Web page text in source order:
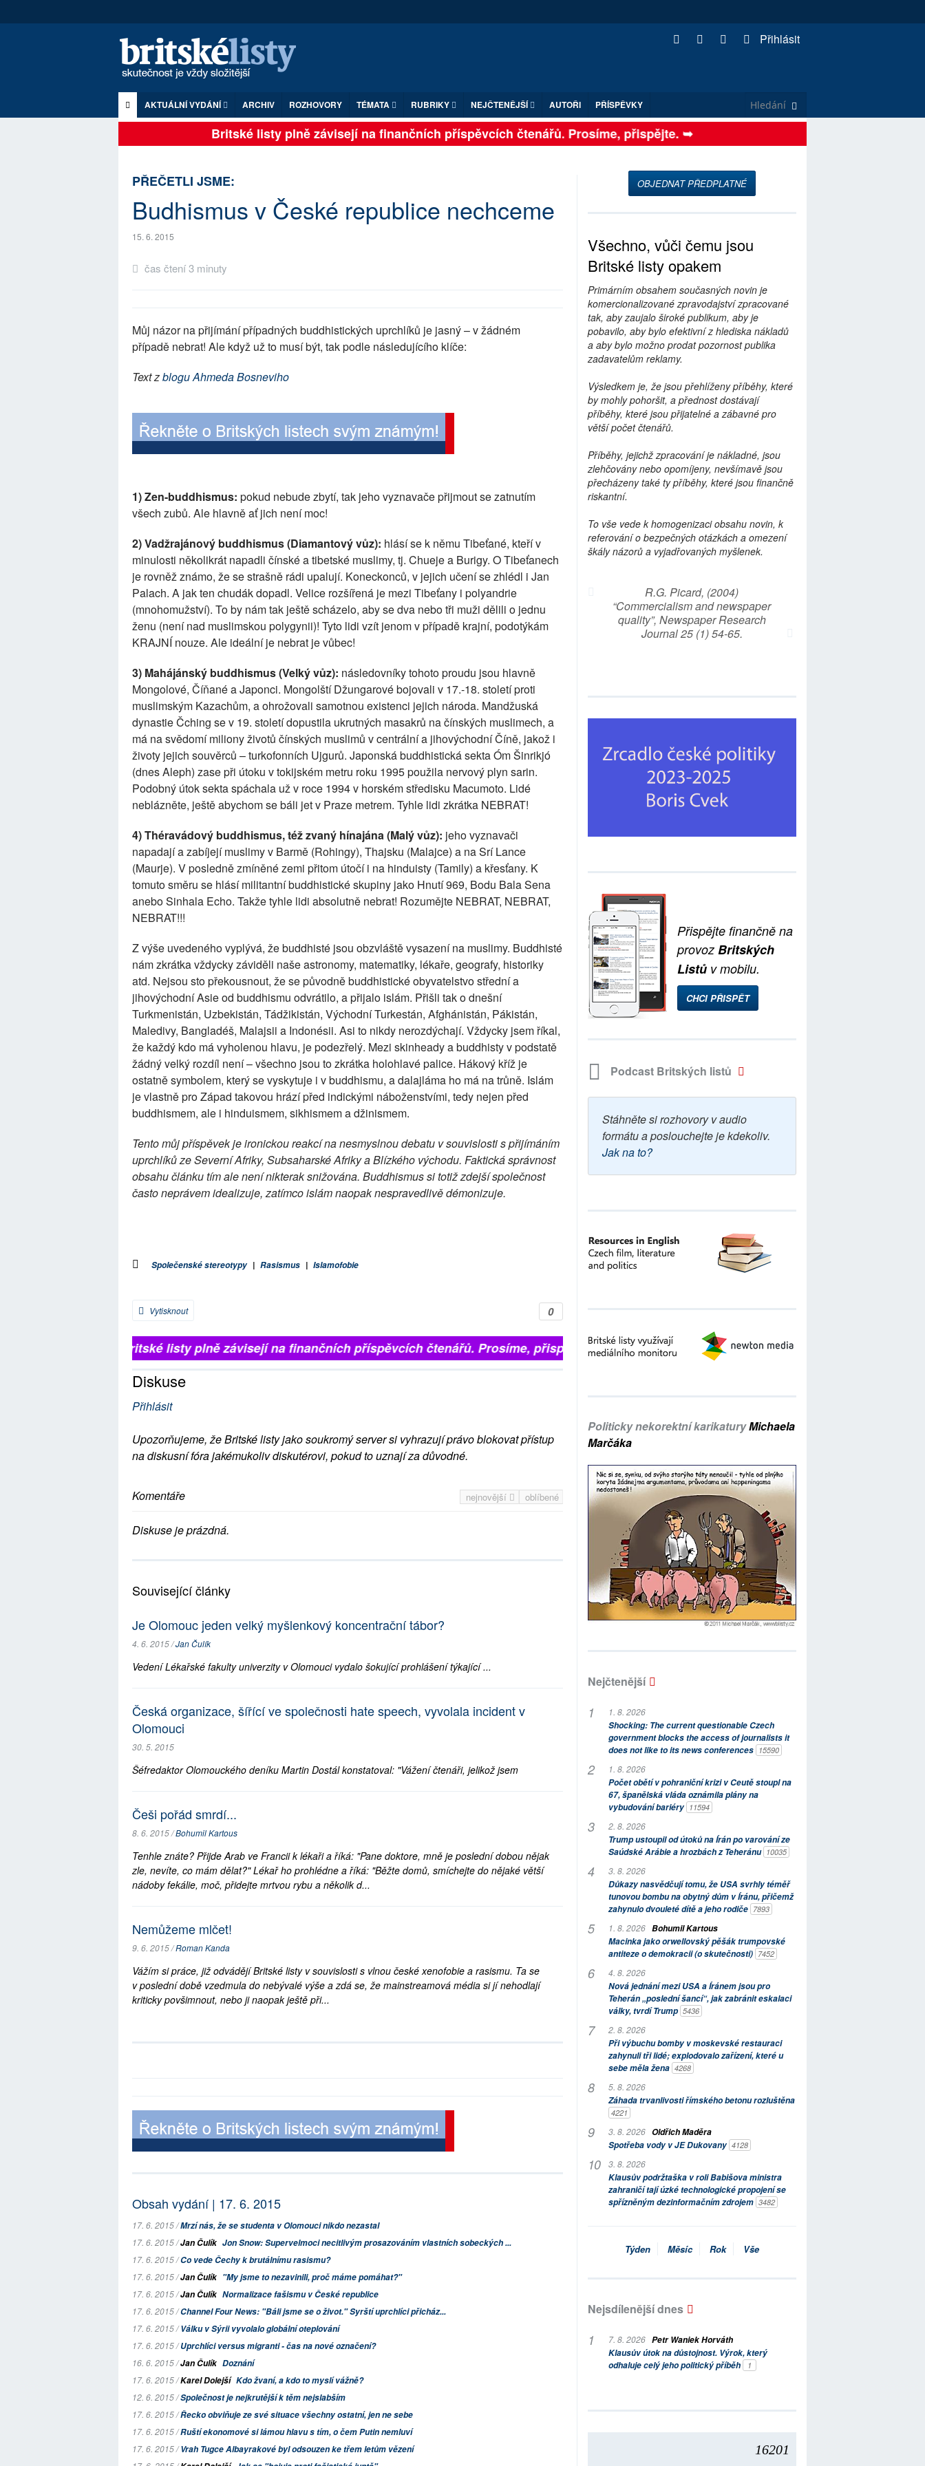
Přihlásit
AKTUÁLNÍ VYDÁNÍ ARCHIV ROZHOVORY TÉMATA RUBRIKY NEJČTENĚJŠÍ AUTOŘI PŘÍSPĚVKY
Britské listy plně závisejí na finančních příspěvcích čtenářů. Prosíme, přispějte. ➥
PŘEČETLI JSME:
Budhismus v České republice nechceme
15. 6. 2015
čas čtení 3 minuty
Můj názor na přijímání případných buddhistických uprchlíků je jasný – v žádném
případě nebrat! Ale když už to musí být, tak podle následujícího klíče:
Text zblogu Ahmeda Bosneviho
1) Zen-buddhismus: pokud nebude zbytí, tak jeho vyznavače přijmout se zatnutím
všech zubů. Ale hlavně ať jich není moc!
2) Vadžrajánový buddhismus (Diamantový vůz): hlásí se k němu Tibeťané, kteří v
minulosti několikrát napadli čínské a tibetské muslimy, tj. Chueje a Burigy. O Tibeťanech
je rovněž známo, že se strašně rádi upalují. Koneckonců, v jejich učení se zhlédl i Jan
Palach. A jak ten chudák dopadl. Velice rozšířená je mezi Tibeťany i polyandrie
(mnohomužství). To by nám tak ještě scházelo, aby se dva nebo tři muži dělili o jednu
ženu (není nad muslimskou polygynii)! Tyto lidi vzít jenom v případě krajní, podotýkám
KRAJNÍ nouze. Ale ideální je nebrat je vůbec!
3) Mahájánský buddhismus (Velký vůz): následovníky tohoto proudu jsou hlavně
Mongolové, Číňané a Japonci. Mongolští Džungarové bojovali v 17.-18. století proti
muslimským Kazachům, a ohrožovali samotnou existenci jejich národa. Mandžuská
dynastie Čching se v 19. století dopustila ukrutných masakrů na čínských muslimech, a
má na svědomí miliony životů čínských muslimů v centrální a jihovýchodní Číně, jakož i
životy jejich souvěrců – turkofonních Ujgurů. Japonská buddhistická sekta Óm Šinrikjó
(dnes Aleph) zase při útoku v tokijském metru roku 1995 použila nervový plyn sarin.
Podobný útok sekta spáchala už v roce 1994 v horském středisku Macumoto. Lidé
neblázněte, ještě abychom se báli jet v Praze metrem. Tyhle lidi zkrátka NEBRAT!
4) Théravádový buddhismus, též zvaný hínajána (Malý vůz): jeho vyznavači
napadají a zabíjejí muslimy v Barmě (Rohingy), Thajsku (Malajce) a na Srí Lance
(Maurje). V posledně zmíněné zemi přitom útočí i na hinduisty (Tamily) a křesťany. K
tomuto směru se hlásí militantní buddhistické skupiny jako Hnutí 969, Bodu Bala Sena
anebo Sinhala Echo. Takže tyhle lidi absolutně nebrat! Rozumějte NEBRAT, NEBRAT,
NEBRAT!!!
Z výše uvedeného vyplývá, že buddhisté jsou obzvláště vysazení na muslimy. Buddhisté
nám zkrátka vždycky záviděli naše astronomy, matematiky, lékaře, geografy, historiky
atd. Nejsou sto překousnout, že se původně buddhistické obyvatelstvo střední a
jihovýchodní Asie od buddhismu odvrátilo, a přijalo islám. Přišli tak o dnešní
Turkmenistán, Uzbekistán, Tádžikistán, Východní Turkestán, Afghánistán, Pákistán,
Maledivy, Bangladéš, Malajsii a Indonésii. Asi to nikdy nerozdýchají. Vždycky jsem říkal,
že každý kdo má vyholenou hlavu, je podezřelý. Mezi skinheady a buddhisty v podstatě
žádný velký rozdíl není – všechno jsou to zkrátka holohlavé palice. Hákový kříž je
ostatně symbolem, který se vyskytuje i v buddhismu, a dalajláma ho má na trůně. Islám
je vlastně pro Západ takovou hrází před indickými náboženstvími, tedy nejen před
buddhismem, ale i hinduismem, sikhismem a džinismem.
Tento můj příspěvek je ironickou reakcí na nesmyslnou debatu v souvislosti s přijímáním
uprchlíků ze Severní Afriky, Subsaharské Afriky a Blízkého východu. Faktická správnost
obsahu článku tím ale není nikterak snižována. Buddhismus si totiž zdejší společnost
často neprávem idealizuje, zatímco islám naopak nespravedlivě démonizuje.
Společenské stereotypy | Rasismus | Islamofobie
0
Vytisknout
Britské listy plně závisejí na finančních příspěvcích čtenářů. Prosíme, přispějte. ➥
Diskuse
Přihlásit
Upozorňujeme, že Britské listy jako soukromý server si vyhrazují právo blokovat přístup
na diskusní fóra jakémukoliv diskutérovi, pokud to uznají za důvodné.
nejnovější oblíbené
Komentáře
Diskuse je prázdná.
Související články
Je Olomouc jeden velký myšlenkový koncentrační tábor?
4. 6. 2015 /Jan Čulík
Vedení Lékařské fakulty univerzity v Olomouci vydalo šokující prohlášení týkající ...
Česká organizace, šířící ve společnosti hate speech, vyvolala incident v
Olomouci
30. 5. 2015
Šéfredaktor Olomouckého deníku Martin Dostál konstatoval: "Vážení čtenáři, jelikož jsem
Češi pořád smrdí...
8. 6. 2015 /Bohumil Kartous
Tenhle znáte? Přijde Arab ve Francii k lékaři a říká: "Pane doktore, mně je poslední dobou nějak
zle, nevíte, co mám dělat?" Lékař ho prohlédne a říká: "Běžte domů, smíchejte do nějaké větší
nádoby fekálie, moč, přidejte mrtvou rybu a několik d...
Nemůžeme mlčet!
9. 6. 2015 /Roman Kanda
Vážím si práce, již odvádějí Britské listy v souvislosti s vlnou české xenofobie a rasismu. Ta se
v poslední době vzedmula do nebývalé výše a zdá se, že mainstreamová média si jí nehodlají
kriticky povšimnout, nebo ji naopak ještě při...
Obsah vydání | 17. 6. 2015
17. 6. 2015 /Mrzí nás, že se studenta v Olomouci nikdo nezastal
17. 6. 2015 /Jan Čulík Jon Snow: Supervelmoci necitlivým prosazováním vlastních sobeckých ...
17. 6. 2015 /Co vede Čechy k brutálnímu rasismu?
17. 6. 2015 /Jan Čulík "My jsme to nezavinili, proč máme pomáhat?"
17. 6. 2015 /Jan Čulík Normalizace fašismu v České republice
17. 6. 2015 /Channel Four News: "Báli jsme se o život." Syrští uprchlíci přicház...
17. 6. 2015 /Válku v Sýrii vyvolalo globální oteplování
17. 6. 2015 /Uprchlíci versus migranti - čas na nové označení?
16. 6. 2015 /Jan Čulík Doznání
17. 6. 2015 /Karel Dolejší Kdo žvaní, a kdo to myslí vážně?
12. 6. 2015 /Společnost je nejkrutější k těm nejslabším
17. 6. 2015 /Řecko obviňuje ze své situace všechny ostatní, jen ne sebe
17. 6. 2015 /Ruští ekonomové si lámou hlavu s tím, o čem Putin nemluví
17. 6. 2015 /Vrah Tugce Albayrakové byl odsouzen ke třem letům vězení
OBJEDNAT PŘEDPLATNÉ
Všechno, vůči čemu jsou
Britské listy opakem
Primárním obsahem současných novin je
komercionalizované zpravodajství zpracované
tak, aby zaujalo široké publikum, aby je
pobavilo, aby bylo efektivní z hlediska nákladů
a aby bylo možno prodat pozornost publika
zadavatelům reklamy.
Výsledkem je, že jsou přehlíženy příběhy, které
by mohly pohoršit, a přednost dostávají
příběhy, které jsou přijatelné a zábavné pro
větší počet čtenářů.
Příběhy, jejichž zpracování je nákladné, jsou
zlehčovány nebo opomíjeny, nevšímavě jsou
přecházeny také ty příběhy, které jsou finančně
riskantní.
To vše vede k homogenizaci obsahu novin, k
referování o bezpečných otázkách a omezení
škály názorů a vyjadřovaných myšlenek.
R.G. Picard, (2004)
“Commercialism and newspaper
quality”, Newspaper Research
Journal 25 (1) 54-65.
Přispějte finančně na
provoz Britských
Listův mobilu.
CHCI PŘISPĚT
Podcast Britských listů
Stáhněte si rozhovory v audio
formátu a poslouchejte je kdekoliv.
Jak na to?
Politicky nekorektní karikaturyMichaela
Marčáka
Nejčtenější
1. 8. 2026
Shocking: The current questionable Czech
government blocks the access of journalists it
does not like to its news conferences 15590
1. 8. 2026
Počet obětí v pohraniční krizi v Ceutě stoupl na
67, španělská vláda oznámila plány na
vybudování bariéry 11594
2. 8. 2026
Trump ustoupil od útoků na Írán po varování ze
Saúdské Arábie a hrozbách z Teheránu 10035
3. 8. 2026
Důkazy nasvědčují tomu, že USA svrhly téměř
tunovou bombu na obytný dům v Íránu, přičemž
zahynulo dvouleté dítě a jeho rodiče 7893
1. 8. 2026 Bohumil Kartous
Macinka jako orwellovský pěšák trumpovské
antiteze o demokracii (o skutečnosti) 7452
4. 8. 2026
Nová jednání mezi USA a Íránem jsou pro
Teherán „poslední šancí“, jak zabránit eskalaci
války, tvrdí Trump 5436
2. 8. 2026
Při výbuchu bomby v moskevské restauraci
zahynuli tři lidé; explodovalo zařízení, které u
sebe měla žena 4268
5. 8. 2026
Záhada trvanlivosti římského betonu rozluštěna
4221
3. 8. 2026 Oldřich Maděra
Spotřeba vody v JE Dukovany 4128
3. 8. 2026
Klausův podržtaška v roli Babišova ministra
zahraničí tají úzké technologické propojení se
spřízněným dezinformačním zdrojem 3482
Týden Měsíc Rok Vše
Nejsdílenější dnes
7. 8. 2026 Petr Waniek Horváth
Klausův útok na důstojnost. Výrok, který
odhaluje celý jeho politický příběh
1
16201